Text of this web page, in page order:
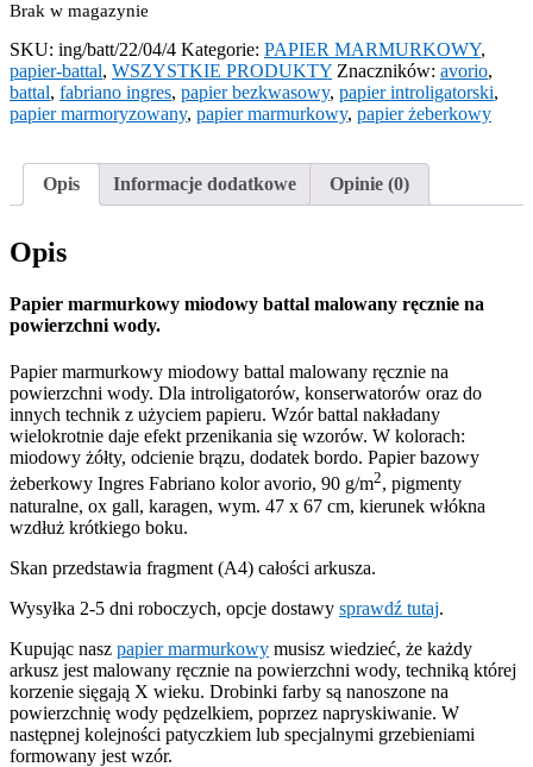
Brak w magazynie
SKU: ing/batt/22/04/4 Kategorie: PAPIER MARMURKOWY,
papier-battal, WSZYSTKIE PRODUKTY Znaczników: avorio,
battal, fabriano ingres, papier bezkwasowy, papier introligatorski,
papier marmoryzowany, papier marmurkowy, papier żeberkowy
Opis Informacje dodatkowe Opinie (0)
Opis
Papier marmurkowy miodowy battal malowany ręcznie na
powierzchni wody.
Papier marmurkowy miodowy battal malowany ręcznie na
powierzchni wody. Dla introligatorów, konserwatorów oraz do
innych technik z użyciem papieru. Wzór battal nakładany
wielokrotnie daje efekt przenikania się wzorów. W kolorach:
miodowy żółty, odcienie brązu, dodatek bordo. Papier bazowy
żeberkowy Ingres Fabriano kolor avorio, 90 g/m2, pigmenty
naturalne, ox gall, karagen, wym. 47 x 67 cm, kierunek włókna
wzdłuż krótkiego boku.
Skan przedstawia fragment (A4) całości arkusza.
Wysyłka 2-5 dni roboczych, opcje dostawy sprawdź tutaj.
Kupując nasz papier marmurkowy musisz wiedzieć, że każdy
arkusz jest malowany ręcznie na powierzchni wody, techniką której
korzenie sięgają X wieku. Drobinki farby są nanoszone na
powierzchnię wody pędzelkiem, poprzez napryskiwanie. W
następnej kolejności patyczkiem lub specjalnymi grzebieniami
formowany jest wzór.